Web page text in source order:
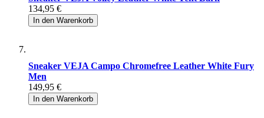
134,95 €
In den Warenkorb
Sneaker VEJA Campo Chromefree Leather White Fury
Men
149,95 €
In den Warenkorb